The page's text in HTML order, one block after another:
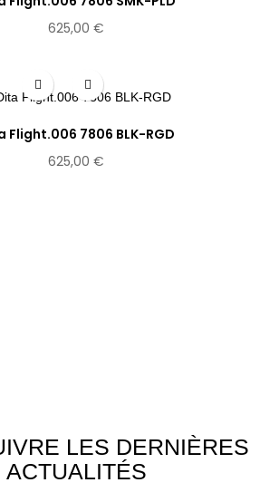
625,00 €
Flight.006 7806 BLK-RGD
625,00 €
LES DERNIÈRES
ACTUALITÉS